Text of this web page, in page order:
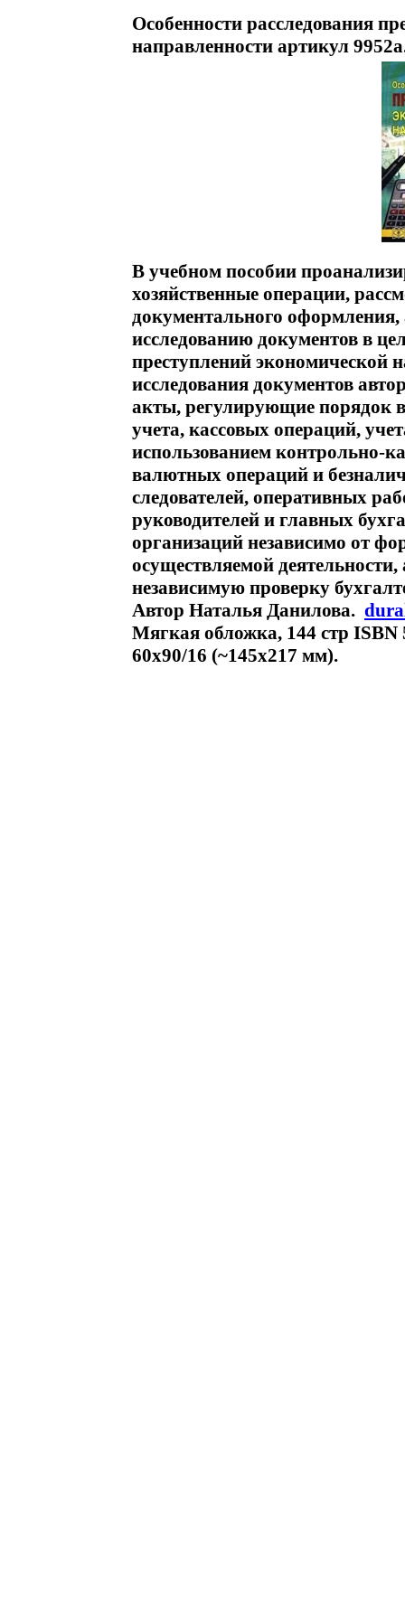
Особенности расследования
направленности артикул
В учебном пособии
хозяйственные операции,
документального
исследованию документов в
преступлений экономической
исследования документов
акты, регулирующие порядок
учета, кассовых операций,
использованием контрольно-
валютных операций и
следователей, оперативных
руководителей и главных
организаций независимо от
осуществляемой
независимую проверку
Автор Наталья Данилова.
Мягкая обложка, 144 стр
60x90/16 (~145х217 мм).